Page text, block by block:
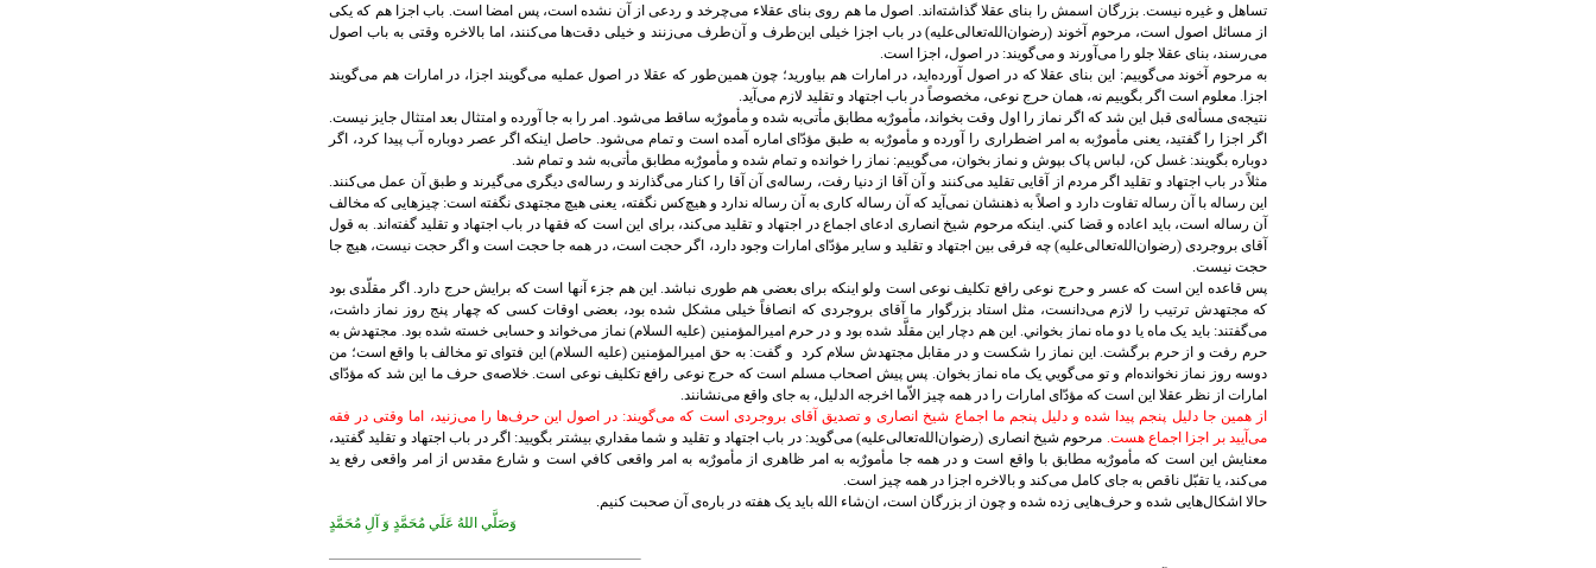
تساهل و غيره نيست. بزرگان اسمش را بنای عقلا گذاشته‌اند. اصول ما هم روی بنای عقلاء می‌چرخد و ردعی از آن نشده است، پس امضا است. باب اجزا هم که يکی
از مسائل اصول است، مرحوم آخوند (رضوان‌الله‌تعالی‌عليه) در باب اجزا خيلی اين‌طرف و آن‌طرف می‌زنند و خيلی دقت‌ها می‌کنند، اما بالاخره وقتی به باب اصول
می‌رسند، بنای عقلا جلو را می‌آورند و می‌گویند: در اصول، اجزا است.
به مرحوم آخوند می‌گوييم: اين بنای عقلا‌ که در اصول آورده‌ايد، در امارات هم بياورید؛ چون همين‌طور که عقلا ‌در اصول عمليه می‌گويند اجزا، در امارات هم می‌گويند
اجزا. معلوم است اگر بگوييم نه، همان حرج نوعی، مخصوصاً در باب اجتهاد و تقليد لازم می‌آيد.
نتیجه‌ی مسأله‌ی قبل اين شد که اگر نماز را اول وقت بخواند، مأمورٌبه مطابق مأتی‌به شده و مأمورٌبه ساقط می‌شود. امر را به جا آورده و امتثال بعد امتثال جايز نيست.
اگر اجزا را گفتيد، يعنی مأمورٌبه به امر اضطراری را آورده و مأمورٌبه به طبق مؤدّای اماره آمده است و تمام می‌شود. حاصل اینکه اگر عصر دوباره آب پيدا کرد، اگر
دوباره بگويند: غسل کن، لباس پاک بپوش و نماز بخوان، می‌گوييم: نماز را خوانده و تمام شده و مأمورٌبه مطابق مأتی‌به‌ شد و تمام شد.
مثلاً در باب اجتهاد و تقليد اگر مردم از آقايی تقليد می‌کنند و آن آقا از دنيا رفت، رساله‌ی آن آقا را کنار می‌گذارند و رساله‌ی ديگری می‌گيرند و طبق آن عمل می‌کنند.
اين رساله با آن رساله تفاوت دارد و اصلاً به ذهنشان نمی‌آيد که آن رساله کاری به آن رساله ندارد و هيچ‌کس نگفته، يعنی هيچ مجتهدی نگفته است: چيزهايی که مخالف
آن رساله است،‌ بايد اعاده و قضا کني. اينکه مرحوم شيخ انصاری ادعای اجماع در اجتهاد و تقليد می‌کند، برای اين است که فقها در باب اجتهاد و تقليد گفته‌اند. به قول
آقای بروجردی (رضوان‌الله‌تعالی‌عليه) چه فرقی بين اجتهاد و تقليد و ساير مؤدّای امارات وجود دارد، اگر حجت است، در همه جا حجت است و اگر حجت نيست، هيچ جا
حجت نيست.
پس قاعده اين است که عسر و حرج نوعی رافع تکليف نوعی است ولو اينکه برای بعضی هم طوری نباشد. اين هم جزء آنها است که برايش حرج دارد. اگر مقلّدی بود
که مجتهدش ترتيب را لازم می‌دانست، مثل استاد بزرگوار ما آقای بروجردی که انصافاً‌ خيلی مشکل شده بود، بعضی اوقات کسی که چهار پنج روز نماز داشت،
می‌گفتند: بايد يک ماه يا دو ماه نماز بخواني. اين هم دچار اين مقلَّد شده بود و در حرم اميرالمؤمنين (‌عليه السلام) نماز می‌خواند و حسابی خسته شده بود. مجتهدش به
حرم رفت و از حرم برگشت. اين نماز را شکست و در مقابل مجتهدش سلام کرد
و گفت: به حق اميرالمؤمنين (‌عليه السلام) اين فتوای تو مخالف با واقع است؛ من
دوسه روز نماز نخوانده‌ام و تو می‌گويي يک ماه نماز بخوان. پس پيش اصحاب مسلم است که حرج نوعی رافع تکليف نوعی است. خلاصه‌ی حرف ما اين شد که مؤدّای
امارات از نظر عقلا اين است که مؤدّای امارات را در همه چيز الاّ‌ما اخرجه الدليل، به جای واقع می‌نشانند.
از همين جا دليل پنجم پيدا شده و دليل پنجم ما اجماع شيخ انصاری و تصديق آقای بروجردی است که می‌گويند: در اصول اين حرف‌ها را می‌زنيد، اما وقتی در فقه
می‌آييد بر اجزا اجماع هست. مرحوم شيخ انصاری (رضوان‌الله‌تعالی‌عليه) می‌گويد: در باب اجتهاد و تقليد و شما مقداري بيشتر بگوييد: اگر در باب اجتهاد و تقليد گفتيد،
معنايش اين است که مأمورٌبه مطابق با واقع است و در همه جا مأمورٌبه به امر ظاهری از مأمورٌبه به امر واقعی کافي است و شارع مقدس از امر واقعی رفع ید
می‌کند، يا تقبّل ناقص به جای کامل می‌کند و بالاخره اجزا در همه چيز است.
حالا اشکال‌هايی شده و حرف‌هايی زده شده و چون از بزرگان است، ان‌شاء الله بايد يک هفته در باره‌ی آن صحبت کنيم.
وَصَلَّي اللهُ عَلَي مُحَمَّدٍ وَ آلِ مُحَمَّدٍ